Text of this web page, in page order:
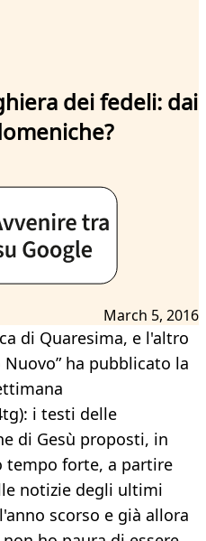
dei fedeli: dai
March 5, 2016
di Quaresima, e l'altro
ha pubblicato la
i testi delle
di Gesù proposti, in
tempo forte, a partire
notizie degli ultimi
scorso e già allora